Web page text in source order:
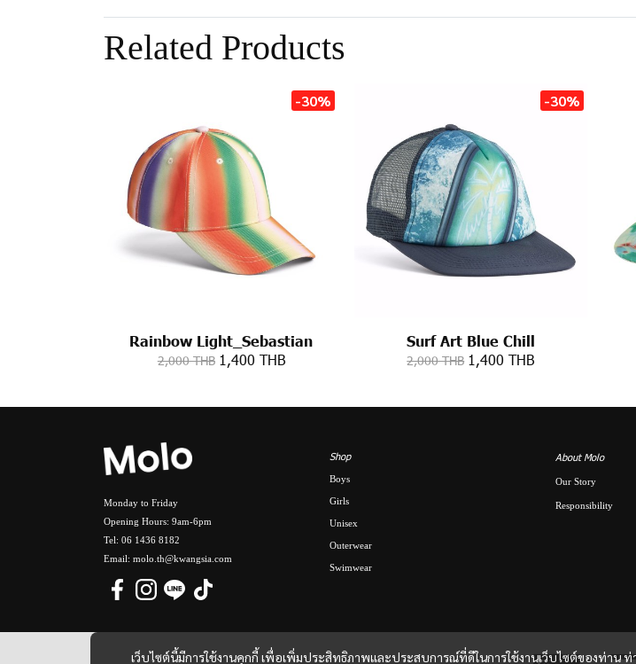
Related Products
-30%
Rainbow Light_Sebastian
2,000 THB 1,400 THB
-30%
Surf Art Blue Chill
2,000 THB 1,400 THB
เว็บไซต์นี้มีการใช้งานคุกกี้ เพื่อเพิ่มประสิทธิภาพและประสบการณ์ที่ดีในการใช้งานเว็บไซต์ของท่าน ท่
Monday to Friday
Opening Hours: 9am-6pm
Tel: 06 1436 8182
Email: molo.th@kwangsia.com
Shop
Boys
Girls
Unisex
Outerwear
Swimwear
About Molo
Our Story
Responsibility